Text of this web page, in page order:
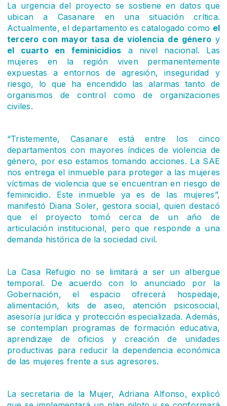
La urgencia del proyecto se sostiene en datos que
ubican a Casanare en una situación crítica.
Actualmente, el departamento es catalogado como el
tercero con mayor tasa de violencia de género y
el cuarto en feminicidios a nivel nacional. Las
mujeres en la región viven permanentemente
expuestas a entornos de agresión, inseguridad y
riesgo, lo que ha encendido las alarmas tanto de
organismos de control como de organizaciones
civiles.
“Tristemente, Casanare está entre los cinco
departamentos con mayores índices de violencia de
género, por eso estamos tomando acciones. La SAE
nos entrega el inmueble para proteger a las mujeres
víctimas de violencia que se encuentran en riesgo de
feminicidio. Este inmueble ya es de las mujeres”,
manifestó Diana Soler, gestora social, quien destacó
que el proyecto tomó cerca de un año de
articulación institucional, pero que responde a una
demanda histórica de la sociedad civil.
La Casa Refugio no se limitará a ser un albergue
temporal. De acuerdo con lo anunciado por la
Gobernación, el espacio ofrecerá hospedaje,
alimentación, kits de aseo, atención psicosocial,
asesoría jurídica y protección especializada. Además,
se contemplan programas de formación educativa,
aprendizaje de oficios y creación de unidades
productivas para reducir la dependencia económica
de las mujeres frente a sus agresores.
La secretaria de la Mujer, Adriana Alfonso, explicó